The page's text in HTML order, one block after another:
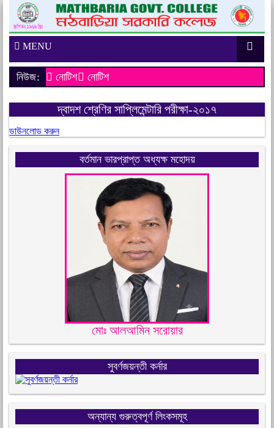
MENU
নিউজ: নোটিশ
নোটিশ
দ্বাদশ শ্রেণির সাপ্লিমেন্টারি পরীক্ষা-২০১৭
ডাউনলোড করুন
বর্তমান ভারপ্রাপ্ত অধ্যক্ষ মহোদয়
মোঃ আলআমিন সরোয়ার
সুবর্ণজয়ন্তী কর্নার
অন্যান্য গুরুত্বপূর্ণ লিংকসমূহ